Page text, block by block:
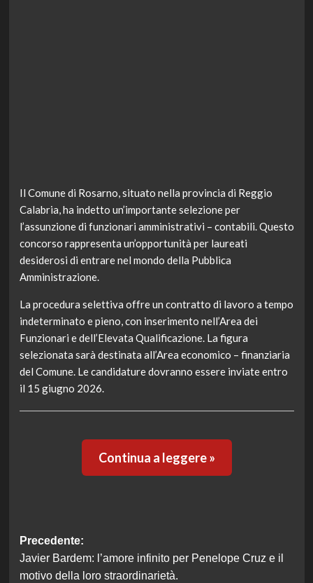
Il Comune di Rosarno, situato nella provincia di Reggio
Calabria, ha indetto un’importante selezione per
l’assunzione di funzionari amministrativi – contabili. Questo
concorso rappresenta un’opportunità per laureati
desiderosi di entrare nel mondo della Pubblica
Amministrazione.
La procedura selettiva offre un contratto di lavoro a tempo
indeterminato e pieno, con inserimento nell’Area dei
Funzionari e dell’Elevata Qualificazione. La figura
selezionata sarà destinata all’Area economico – finanziaria
del Comune. Le candidature dovranno essere inviate entro
il 15 giugno 2026.
Continua a leggere »
Navigazione
articolo
Precedente:
Javier Bardem: l’amore infinito per Penelope Cruz e il
motivo della loro straordinarietà.